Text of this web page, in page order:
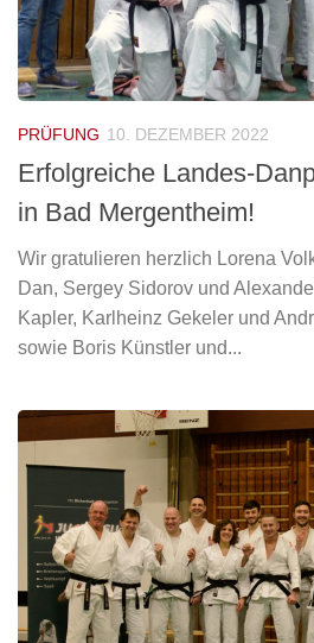
PRÜFUNG 10. DEZEMBER 2022
Erfolgreiche Landes-
in Bad Mergentheim!
Wir gratulieren herzlich Lorena
Dan, Sergey Sidorov und
Kapler, Karlheinz Gekeler und
sowie Boris Künstler und...